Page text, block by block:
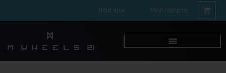
Boutique Mon compte